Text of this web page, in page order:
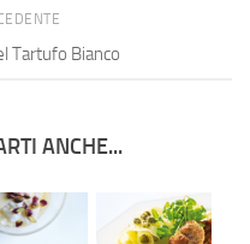
Tartufo Bianco
ANCHE...